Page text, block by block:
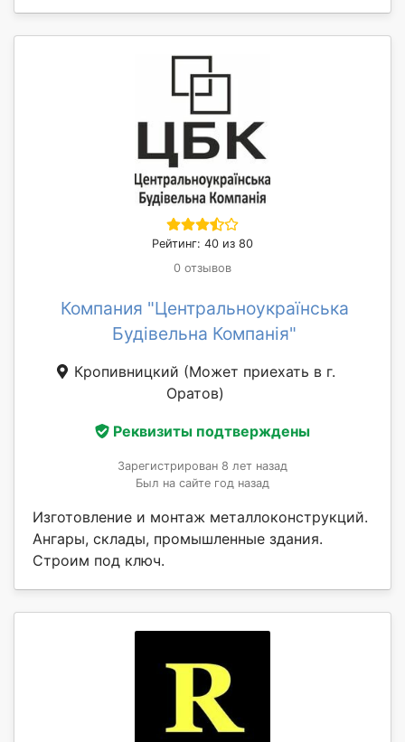
Рейтинг: 40 из 80
0 отзывов
Компания "Центральноукраїнська
Будівельна Компанія"
Кропивницкий (Может приехать в г.
Оратов)
Реквизиты подтверждены
Зарегистрирован 8 лет назад
Был на сайте год назад
Изготовление и монтаж металлоконструкций.
Ангары, склады, промышленные здания.
Строим под ключ.